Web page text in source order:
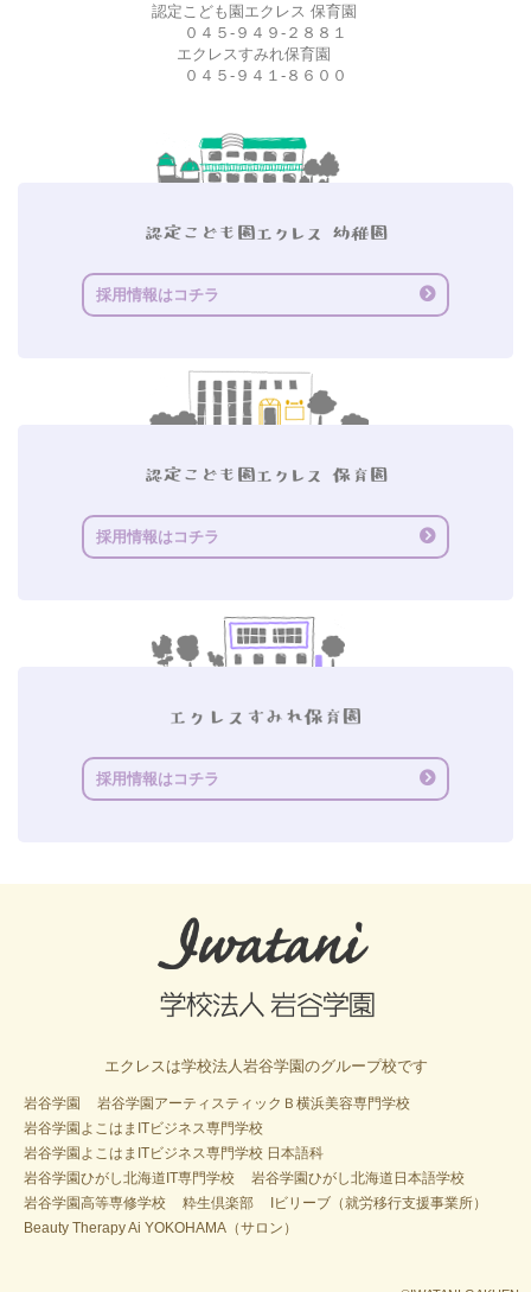
認定こども園エクレス 保育園
０４５-９４９-２８８１
エクレスすみれ保育園
０４５-９４１-８６００
採用情報はコチラ
採用情報はコチラ
採用情報はコチラ
エクレスは学校法人岩谷学園のグループ校です
岩谷学園
岩谷学園アーティスティックＢ横浜美容専門学校
岩谷学園よこはまITビジネス専門学校
岩谷学園よこはまITビジネス専門学校 日本語科
岩谷学園ひがし北海道IT専門学校
岩谷学園ひがし北海道日本語学校
岩谷学園高等専修学校
粋生倶楽部
Iビリーブ（就労移行支援事業所）
Beauty Therapy Ai YOKOHAMA（サロン）